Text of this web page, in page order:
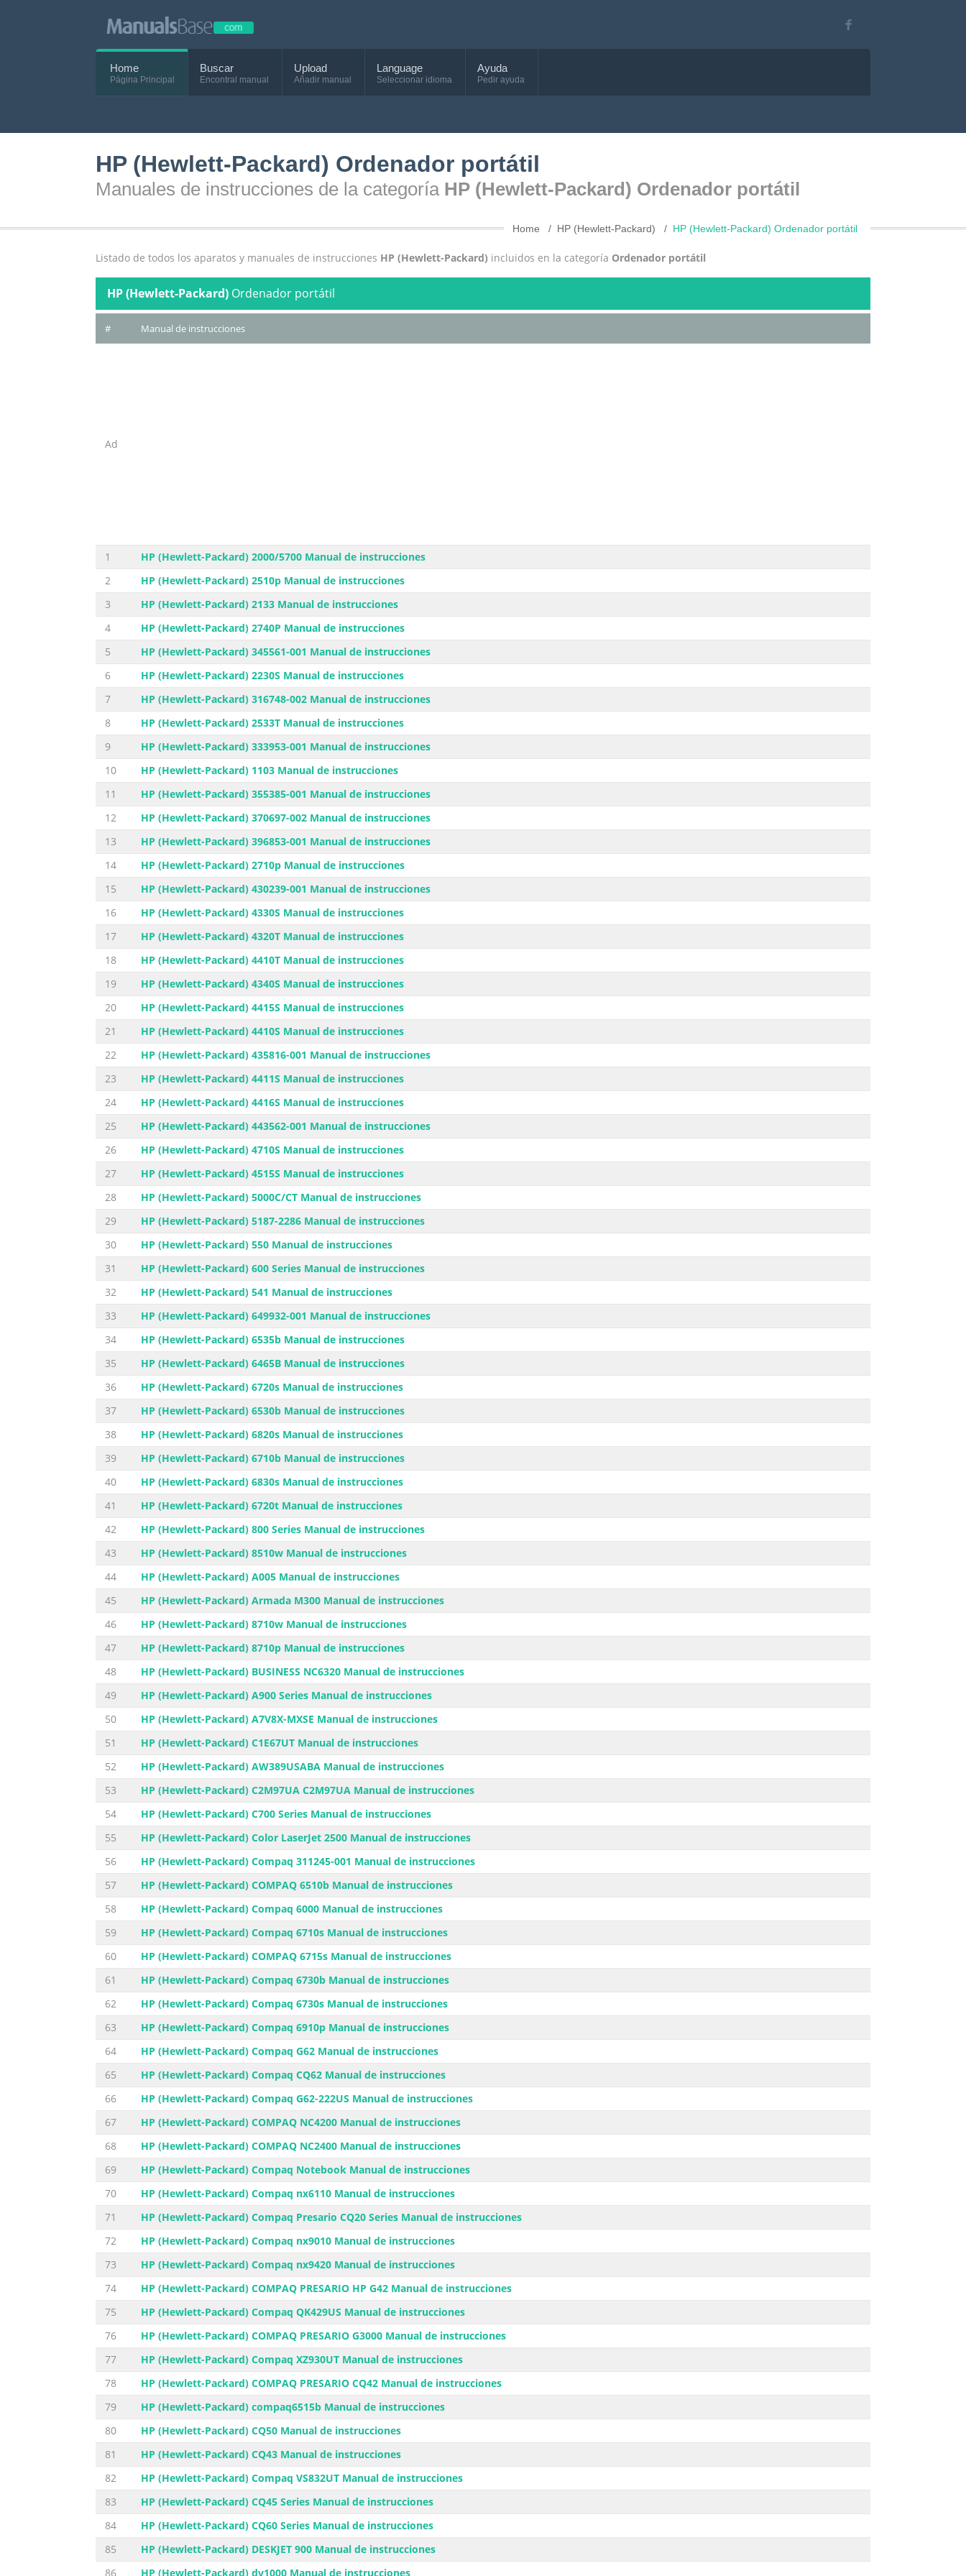
Home
Página Principal
Buscar
Encontral manual
Upload
Añadir manual
Language
Seleccionar idioma
Ayuda
Pedir ayuda
HP (Hewlett-Packard) Ordenador portátil
Manuales de instrucciones de la categoría HP (Hewlett-Packard) Ordenador portátil
Home HP (Hewlett-Packard) HP (Hewlett-Packard) Ordenador portátil
Listado de todos los aparatos y manuales de instrucciones HP (Hewlett-Packard) incluidos en la categoría Ordenador portátil
HP (Hewlett-Packard) Ordenador portátil
# Manual de instrucciones
Ad
1
HP (Hewlett-Packard) 2000/5700 Manual de instrucciones
2
HP (Hewlett-Packard) 2510p Manual de instrucciones
3
HP (Hewlett-Packard) 2133 Manual de instrucciones
4
HP (Hewlett-Packard) 2740P Manual de instrucciones
5
HP (Hewlett-Packard) 345561-001 Manual de instrucciones
6
HP (Hewlett-Packard) 2230S Manual de instrucciones
7
HP (Hewlett-Packard) 316748-002 Manual de instrucciones
8
HP (Hewlett-Packard) 2533T Manual de instrucciones
9
HP (Hewlett-Packard) 333953-001 Manual de instrucciones
10
HP (Hewlett-Packard) 1103 Manual de instrucciones
11
HP (Hewlett-Packard) 355385-001 Manual de instrucciones
12
HP (Hewlett-Packard) 370697-002 Manual de instrucciones
13
HP (Hewlett-Packard) 396853-001 Manual de instrucciones
14
HP (Hewlett-Packard) 2710p Manual de instrucciones
15
HP (Hewlett-Packard) 430239-001 Manual de instrucciones
16
HP (Hewlett-Packard) 4330S Manual de instrucciones
17
HP (Hewlett-Packard) 4320T Manual de instrucciones
18
HP (Hewlett-Packard) 4410T Manual de instrucciones
19
HP (Hewlett-Packard) 4340S Manual de instrucciones
20
HP (Hewlett-Packard) 4415S Manual de instrucciones
21
HP (Hewlett-Packard) 4410S Manual de instrucciones
22
HP (Hewlett-Packard) 435816-001 Manual de instrucciones
23
HP (Hewlett-Packard) 4411S Manual de instrucciones
24
HP (Hewlett-Packard) 4416S Manual de instrucciones
25
HP (Hewlett-Packard) 443562-001 Manual de instrucciones
26
HP (Hewlett-Packard) 4710S Manual de instrucciones
27
HP (Hewlett-Packard) 4515S Manual de instrucciones
28
HP (Hewlett-Packard) 5000C/CT Manual de instrucciones
29
HP (Hewlett-Packard) 5187-2286 Manual de instrucciones
30
HP (Hewlett-Packard) 550 Manual de instrucciones
31
HP (Hewlett-Packard) 600 Series Manual de instrucciones
32
HP (Hewlett-Packard) 541 Manual de instrucciones
33
HP (Hewlett-Packard) 649932-001 Manual de instrucciones
34
HP (Hewlett-Packard) 6535b Manual de instrucciones
35
HP (Hewlett-Packard) 6465B Manual de instrucciones
36
HP (Hewlett-Packard) 6720s Manual de instrucciones
37
HP (Hewlett-Packard) 6530b Manual de instrucciones
38
HP (Hewlett-Packard) 6820s Manual de instrucciones
39
HP (Hewlett-Packard) 6710b Manual de instrucciones
40
HP (Hewlett-Packard) 6830s Manual de instrucciones
41
HP (Hewlett-Packard) 6720t Manual de instrucciones
42
HP (Hewlett-Packard) 800 Series Manual de instrucciones
43
HP (Hewlett-Packard) 8510w Manual de instrucciones
44
HP (Hewlett-Packard) A005 Manual de instrucciones
45
HP (Hewlett-Packard) Armada M300 Manual de instrucciones
46
HP (Hewlett-Packard) 8710w Manual de instrucciones
47
HP (Hewlett-Packard) 8710p Manual de instrucciones
48
HP (Hewlett-Packard) BUSINESS NC6320 Manual de instrucciones
49
HP (Hewlett-Packard) A900 Series Manual de instrucciones
50
HP (Hewlett-Packard) A7V8X-MXSE Manual de instrucciones
51
HP (Hewlett-Packard) C1E67UT Manual de instrucciones
52
HP (Hewlett-Packard) AW389USABA Manual de instrucciones
53
HP (Hewlett-Packard) C2M97UA C2M97UA Manual de instrucciones
54
HP (Hewlett-Packard) C700 Series Manual de instrucciones
55
HP (Hewlett-Packard) Color LaserJet 2500 Manual de instrucciones
56
HP (Hewlett-Packard) Compaq 311245-001 Manual de instrucciones
57
HP (Hewlett-Packard) COMPAQ 6510b Manual de instrucciones
58
HP (Hewlett-Packard) Compaq 6000 Manual de instrucciones
59
HP (Hewlett-Packard) Compaq 6710s Manual de instrucciones
60
HP (Hewlett-Packard) COMPAQ 6715s Manual de instrucciones
61
HP (Hewlett-Packard) Compaq 6730b Manual de instrucciones
62
HP (Hewlett-Packard) Compaq 6730s Manual de instrucciones
63
HP (Hewlett-Packard) Compaq 6910p Manual de instrucciones
64
HP (Hewlett-Packard) Compaq G62 Manual de instrucciones
65
HP (Hewlett-Packard) Compaq CQ62 Manual de instrucciones
66
HP (Hewlett-Packard) Compaq G62-222US Manual de instrucciones
67
HP (Hewlett-Packard) COMPAQ NC4200 Manual de instrucciones
68
HP (Hewlett-Packard) COMPAQ NC2400 Manual de instrucciones
69
HP (Hewlett-Packard) Compaq Notebook Manual de instrucciones
70
HP (Hewlett-Packard) Compaq nx6110 Manual de instrucciones
71
HP (Hewlett-Packard) Compaq Presario CQ20 Series Manual de instrucciones
72
HP (Hewlett-Packard) Compaq nx9010 Manual de instrucciones
73
HP (Hewlett-Packard) Compaq nx9420 Manual de instrucciones
74
HP (Hewlett-Packard) COMPAQ PRESARIO HP G42 Manual de instrucciones
75
HP (Hewlett-Packard) Compaq QK429US Manual de instrucciones
76
HP (Hewlett-Packard) COMPAQ PRESARIO G3000 Manual de instrucciones
77
HP (Hewlett-Packard) Compaq XZ930UT Manual de instrucciones
78
HP (Hewlett-Packard) COMPAQ PRESARIO CQ42 Manual de instrucciones
79
HP (Hewlett-Packard) compaq6515b Manual de instrucciones
80
HP (Hewlett-Packard) CQ50 Manual de instrucciones
81
HP (Hewlett-Packard) CQ43 Manual de instrucciones
82
HP (Hewlett-Packard) Compaq VS832UT Manual de instrucciones
83
HP (Hewlett-Packard) CQ45 Series Manual de instrucciones
84
HP (Hewlett-Packard) CQ60 Series Manual de instrucciones
85
HP (Hewlett-Packard) DESKJET 900 Manual de instrucciones
86
HP (Hewlett-Packard) dv1000 Manual de instrucciones